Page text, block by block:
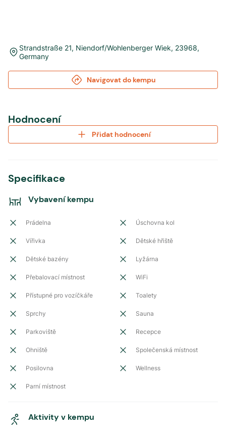
Strandstraße 21, Niendorf/Wohlenberger Wiek, 23968,
Germany
Navigovat do kempu
Hodnocení
Přidat hodnocení
Specifikace
Vybavení kempu
Prádelna Úschovna kol
Vířivka Dětské hřiště
Dětské bazény Lyžárna
Přebalovací místnost WiFi
Přístupné pro vozíčkáře Toalety
Sprchy Sauna
Parkoviště Recepce
Ohniště Společenská místnost
Posilovna Wellness
Parní místnost
Aktivity v kempu